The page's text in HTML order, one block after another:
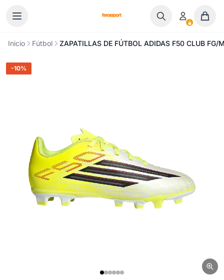
Inicio Fútbol ZAPATILLAS DE FÚTBOL ADIDAS F50 CLUB
-10%